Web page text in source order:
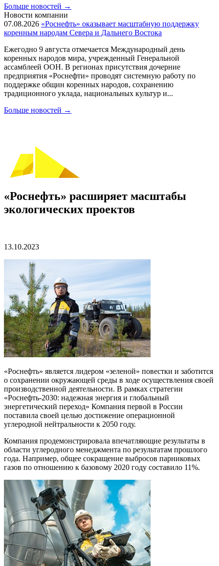
Больше новостей →
Новости компании
07.08.2026 «Роснефть» оказывает масштабную поддержку
коренным народам Севера и Дальнего Востока
Ежегодно 9 августа отмечается Международный день
коренных народов мира, учрежденный Генеральной
ассамблеей ООН. В регионах присутствия дочерние
предприятия «Роснефти» проводят системную работу по
поддержке общин коренных народов, сохранению
традиционного уклада, национальных культур и...
Больше новостей →
«Роснефть» расширяет масштабы
экологических проектов
13.10.2023
«Роснефть» является лидером «зеленой» повестки и заботится
о сохранении окружающей среды в ходе осуществления своей
производственной деятельности. В рамках стратегии
«Роснефть-2030: надежная энергия и глобальный
энергетический переход» Компания первой в России
поставила своей целью достижение операционной
углеродной нейтральности к 2050 году.
Компания продемонстрировала впечатляющие результаты в
области углеродного менеджмента по результатам прошлого
года. Например, общее сокращение выбросов парниковых
газов по отношению к базовому 2020 году составило 11%.